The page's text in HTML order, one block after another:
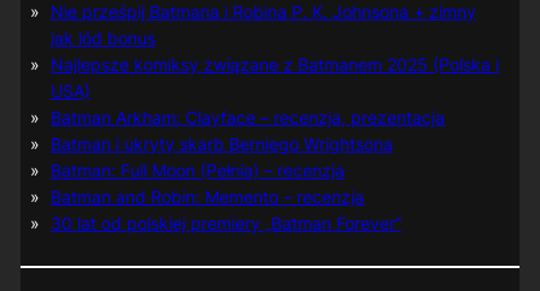
Nie prześpij Batmana i Robina P. K. Johnsona + zimny
jak lód bonus
Najlepsze komiksy związane z Batmanem 2025 (Polska i
USA)
Batman Arkham: Clayface – recenzja, prezentacja
Batman i ukryty skarb Berniego Wrightsona
Batman: Full Moon (Pełnia) – recenzja
Batman and Robin: Memento – recenzja
30 lat od polskiej premiery „Batman Forever”